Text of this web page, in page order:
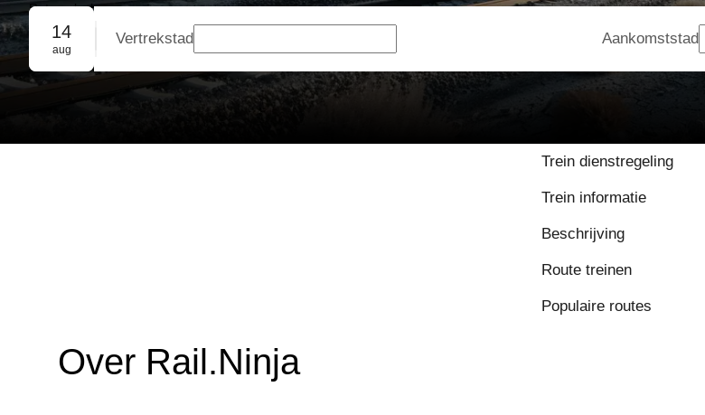
Retourvlucht
Groepsreservering
14
aug
Vertrekstad Aankomststad
Trein dienstregeling
Trein informatie
Beschrijving
Route treinen
Populaire routes
Over Rail.Ninja